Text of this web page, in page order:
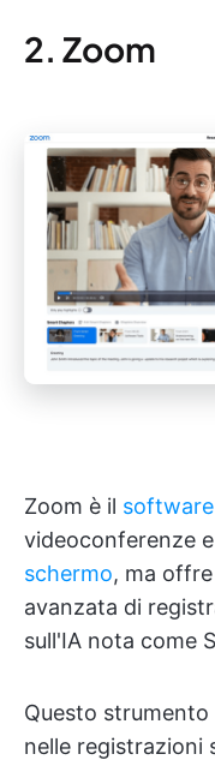
2. Zoom
Zoom è il software
videoconferenze e
schermo, ma
avanzata di
sull'IA nota come
Questo
nelle registrazioni